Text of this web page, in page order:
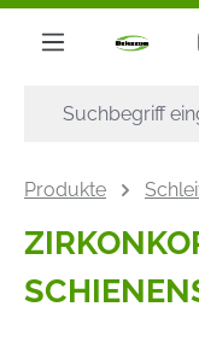
springen
Produkte